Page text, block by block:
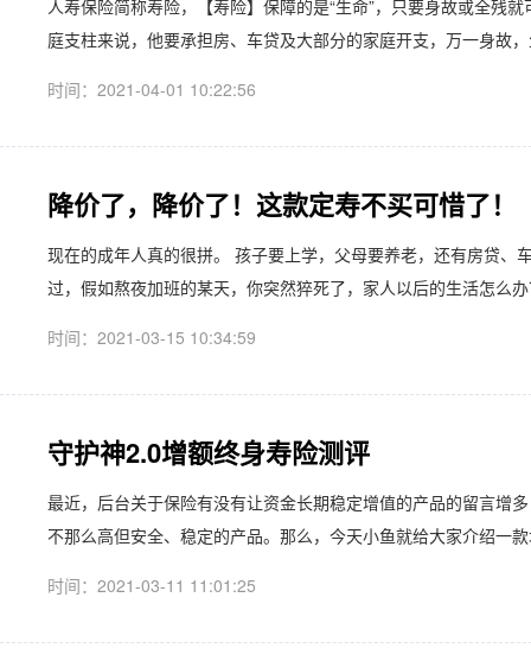
人寿保险简称寿险，【寿险】保障的是“生命”，只要身故或全残
庭支柱来说，他要承担房、车贷及大部分的家庭开支，万一身故
时间：2021-04-01 10:22:56
降价了，降价了！这款定寿不买可惜了！
现在的成年人真的很拼。 孩子要上学，父母要养老，还有房贷、
过，假如熬夜加班的某天，你突然猝死了，家人以后的生活怎么
时间：2021-03-15 10:34:59
守护神2.0增额终身寿险测评
最近，后台关于保险有没有让资金长期稳定增值的产品的留言增
不那么高但安全、稳定的产品。那么，今天小鱼就给大家介绍
时间：2021-03-11 11:01:25